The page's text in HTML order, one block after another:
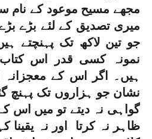
مجھے مسیح موعود کے نام
میری تصدیق کے لئے بڑے
جو تین لاکھ تک پہنچتے
نمونہ کسی قدر اس
ہیں۔ اگر اس کے معجزانہ
نشان جو ہزاروں تک پہنچ
گواہی نہ دیتے تو میں اس
ظاہر نہ کرتا اور نہ